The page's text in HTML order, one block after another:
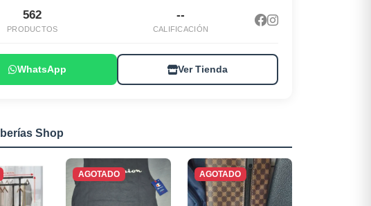
562
PRODUCTOS
--
CALIFICACIÓN
WhatsApp Ver Tienda
Shop
AGOTADO AGOTADO